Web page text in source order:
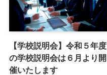
【学校説明会】令和５年度
の学校説明会は６月より開
催いたします